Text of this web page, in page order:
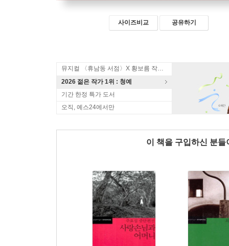
사이즈비교 공유하기
뮤지컬 〈휴남동 서점〉X 황보름 작가 북토크
2026 젊은 작가 1위 : 청예
기간 한정 특가 도서
오직, 예스24에서만
이 책을 구입하신 분